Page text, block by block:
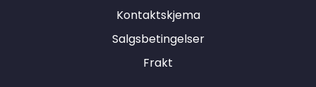
Kontaktskjema
Salgsbetingelser
Frakt